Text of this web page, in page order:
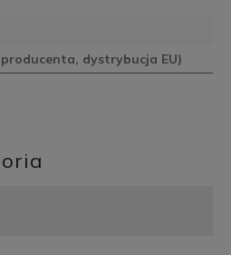
dystrybucja EU)